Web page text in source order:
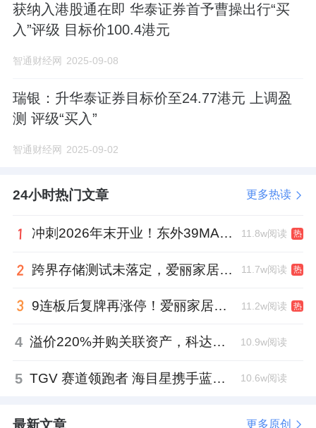
获纳入港股通在即 华泰证券首予曹操出行“买
入”评级 目标价100.4港元
智通财经网 2025-09-08
瑞银：升华泰证券目标价至24.77港元 上调盈
测 评级“买入”
智通财经网 2025-09-02
24小时热门文章 更多热读
冲刺2026年末开业！东外39MALL全球招商启幕，重构东直门商圈格局 11.8w阅读 热
跨界存储测试未落定，爱丽家居复牌前自揭多重风险 11.7w阅读 热
9连板后复牌再涨停！爱丽家居市盈率318倍，跨界收购案尚未落地 11.2w阅读 热
4 溢价220%并购关联资产，科达制造近75亿元重组被否 10.9w阅读
5 TGV 赛道领跑者 海目星携手蓝思科技掘金先进封装 10.6w阅读
最新文章 更多原创